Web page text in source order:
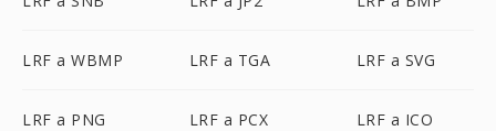
LRF a WBMP LRF a TGA LRF a SVG
LRF a PNG LRF a PCX LRF a ICO